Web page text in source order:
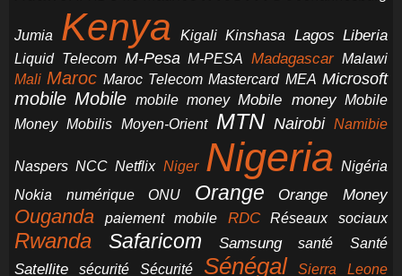
Jumia Kenya Kigali Kinshasa Lagos Liberia
Liquid Telecom M-Pesa M-PESA Madagascar Malawi
Mali Maroc Maroc Telecom Mastercard MEA Microsoft
mobile Mobile mobile money Mobile money Mobile
Money Mobilis Moyen-Orient MTN Nairobi Namibie
Naspers NCC Netflix Niger Nigeria Nigéria
Nokia
numérique ONU Orange Orange Money
Ouganda paiement mobile RDC Réseaux sociaux
Rwanda Safaricom Samsung santé Santé
Satellite sécurité Sécurité Sénégal Sierra Leone